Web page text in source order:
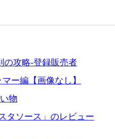
の攻略‐登録販売者
ー編【画像なし】
物
タソース」のレビュー